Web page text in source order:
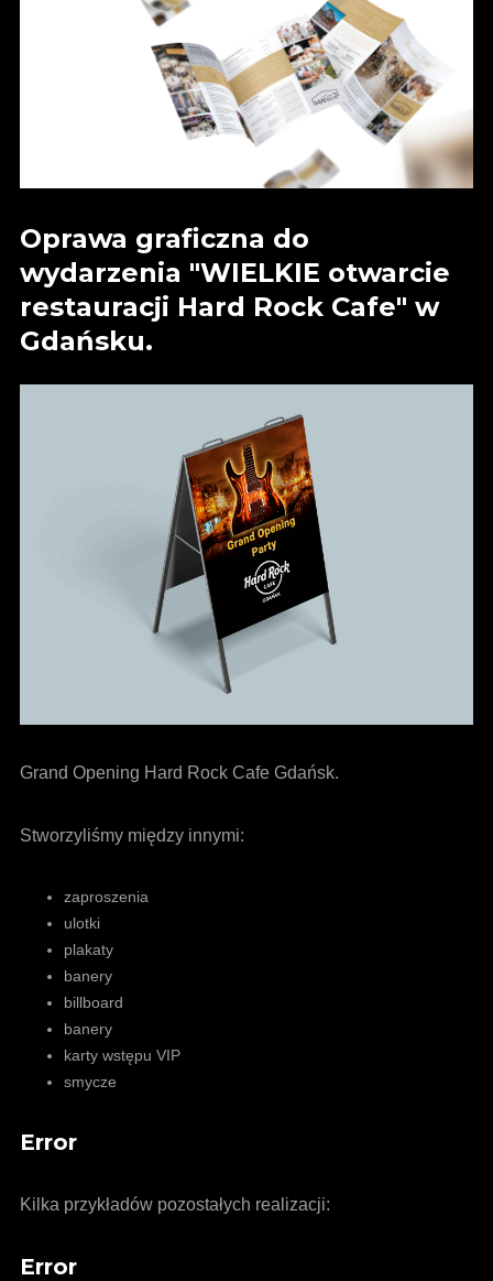
Oprawa graficzna do
wydarzenia "WIELKIE otwarcie
restauracji Hard Rock Cafe" w
Gdańsku.
Grand Opening Hard Rock Cafe Gdańsk.
Stworzyliśmy między innymi:
zaproszenia
ulotki
plakaty
banery
billboard
banery
karty wstępu VIP
smycze
Error
Kilka przykładów pozostałych realizacji:
Error